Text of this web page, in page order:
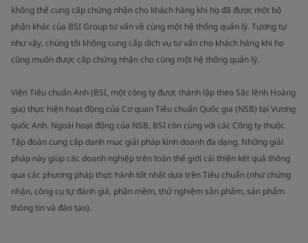
không thể cung cấp chứng nhận cho khách hàng khi họ đã được một bộ
phận khác của BSI Group tư vấn về cùng một hệ thống quản lý. Tương tự
như vậy, chúng tôi không cung cấp dịch vụ tư vấn cho khách hàng khi họ
cũng muốn được cấp chứng nhận cho cùng một hệ thống quản lý.
Viện Tiêu chuẩn Anh (BSI, một công ty được thành lập theo Sắc lệnh Hoàng
gia) thực hiện hoạt động của Cơ quan Tiêu chuẩn Quốc gia (NSB) tại Vương
quốc Anh. Ngoài hoạt động của NSB, BSI còn cùng với các Công ty thuộc
Tập đoàn cung cấp danh mục giải pháp kinh doanh đa dạng. Những giải
pháp này giúp các doanh nghiệp trên toàn thế giới cải thiện kết quả thông
qua các phương pháp thực hành tốt nhất dựa trên Tiêu chuẩn (như chứng
nhận, công cụ tự đánh giá, phần mềm, thử nghiệm sản phẩm, sản phẩm
thông tin và đào tạo).